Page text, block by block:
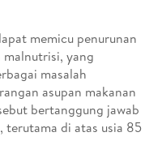
memicu penurunan
yang
masalah
asupan makanan
bertanggung jawab
terutama di atas usia 85